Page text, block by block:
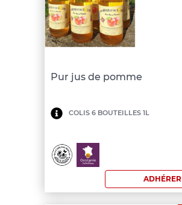
Pur jus de pomme
Minimum
commande:
150
COLIS 6 BOUTEILLES 1L
ADHÉRER